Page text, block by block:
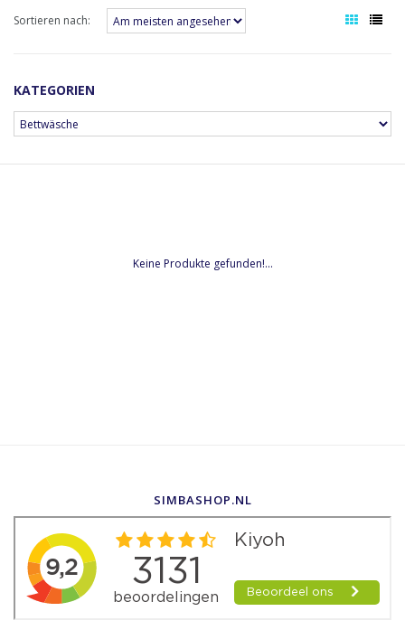
Sortieren nach:
KATEGORIEN
Keine Produkte gefunden!...
SIMBASHOP.NL